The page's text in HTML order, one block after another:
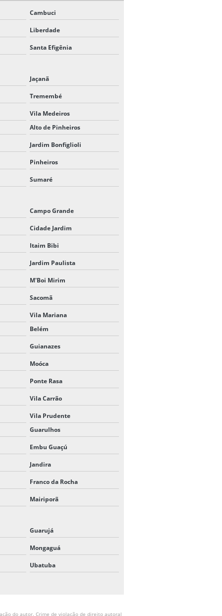
LOCAÇÃO DE UNIFILAS EM SP
PEDESTAL UNIFILA
PEDESTAL UNIFILA PREÇO
SEPARADORES DE FILA PARA
EVENTOS
SUPER CONE DE SINALIZAÇÃO
TENDA CHAPÉU DE BRUXA 10X10
TENDA CHAPÉU DE BRUXA 3X3
TENDA CHAPÉU DE BRUXA 5X5
TENDA GALPÃO ALUGUEL
UNIFILAS PARA EVENTOS
UNIFILAS PARA LOCAÇÃO
Cambuci
Liberdade
Santa Efigênia
Jaçanã
Tremembé
Vila Medeiros
Alto de Pinheiros
Jardim Bonfiglioli
Pinheiros
Sumaré
Campo Grande
Cidade Jardim
Itaim Bibi
Jardim Paulista
M'Boi Mirim
Sacomã
Vila Mariana
Belém
Guianazes
Moóca
Ponte Rasa
Vila Carrão
Vila Prudente
Guarulhos
Embu Guaçú
Jandira
Franco da Rocha
Mairiporã
Guarujá
Mongaguá
Ubatuba
do autor. Crime de violação de direito autoral